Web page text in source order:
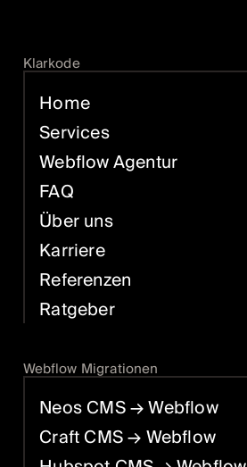
Klarkode
Home
Services
Webflow Agentur
FAQ
Über uns
Karriere
Referenzen
Ratgeber
Webflow Migrationen
Neos CMS→ Webflow
Craft CMS→ Webflow